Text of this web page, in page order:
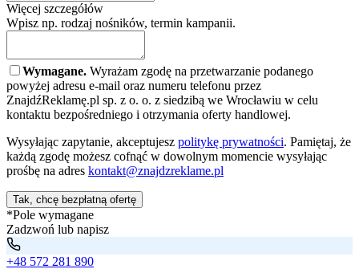
Więcej szczegółów
Wpisz np. rodzaj nośników, termin kampanii.
Wymagane. Wyrażam zgodę na przetwarzanie podanego
powyżej adresu e-mail oraz numeru telefonu przez
ZnajdźReklamę.pl sp. z o. o. z siedzibą we Wrocławiu w celu
kontaktu bezpośredniego i otrzymania oferty handlowej.
Wysyłając zapytanie, akceptujesz politykę prywatności. Pamiętaj, że
każdą zgodę możesz cofnąć w dowolnym momencie wysyłając
prośbę na adres kontakt@znajdzreklame.pl
Tak, chcę bezpłatną ofertę
*Pole wymagane
Zadzwoń lub napisz
+48 572 281 890